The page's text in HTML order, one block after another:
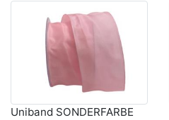
Uniband SONDERFARBE